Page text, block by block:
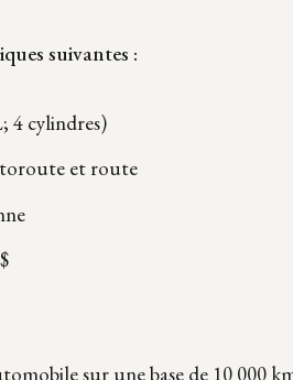
suivantes :
4 cylindres)
et route
sur une base de 10 000